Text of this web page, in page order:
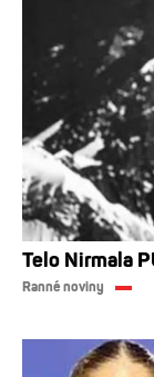
Telo Nirmala
Ranné noviny